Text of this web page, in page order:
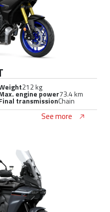
212 kg
engine power73.4 km
transmissionChain
See more